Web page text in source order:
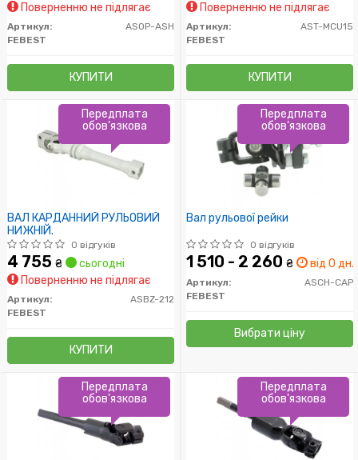
Поверненню не підлягає
Артикул:
ASOP-ASH
FEBEST
КУПИТИ
Поверненню не підлягає
Артикул:
AST-MCU15
FEBEST
КУПИТИ
ВАЛ КАРДАННИЙ РУЛЬОВИЙ
НИЖНІЙ.
0 відгуків
4 755 ₴
сьогодні
Поверненню не підлягає
Артикул:
ASBZ-212
FEBEST
КУПИТИ
Передплата
обов'язкова
Вал рульової рейки
0 відгуків
1 510 - 2 260 ₴ від 0 дн.
Артикул:
ASCH-CAP
FEBEST
Вибрати ціну
Передплата
обов'язкова
Передплата
обов'язкова
Передплата
обов'язкова